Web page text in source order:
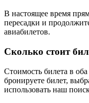
В настоящее время
пересадки и
авиабилетов.
Сколько стоит
Стоимость билета в
бронируете билет,
использовать наш